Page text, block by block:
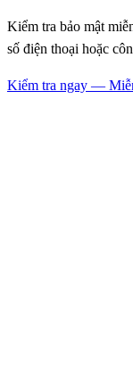
Kiểm tra bảo mật
số điện thoại hoặc
Kiểm tra ngay —